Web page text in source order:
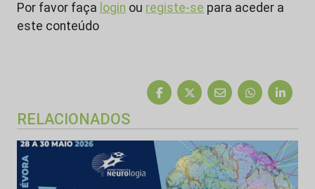
Por favor faça login ou registe-se para aceder a
este conteúdo
RELACIONADOS